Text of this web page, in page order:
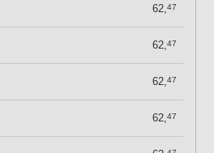
62,47
62,47
62,47
62,47